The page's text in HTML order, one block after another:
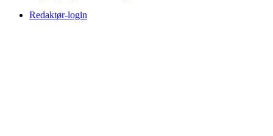
Redaktør-login